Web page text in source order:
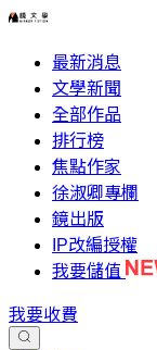
最新消息
文學新聞
全部作品
排行榜
焦點作家
徐淑卿專欄
鏡出版
IP改編授權
我要儲值
我要收費